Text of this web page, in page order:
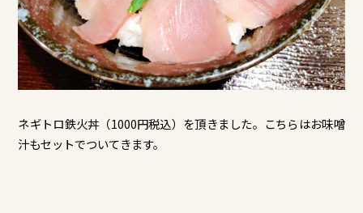
ネギトロ鉄火丼（1000円税込）を頂きました。こちらはお味噌
汁もセットでついてきます。